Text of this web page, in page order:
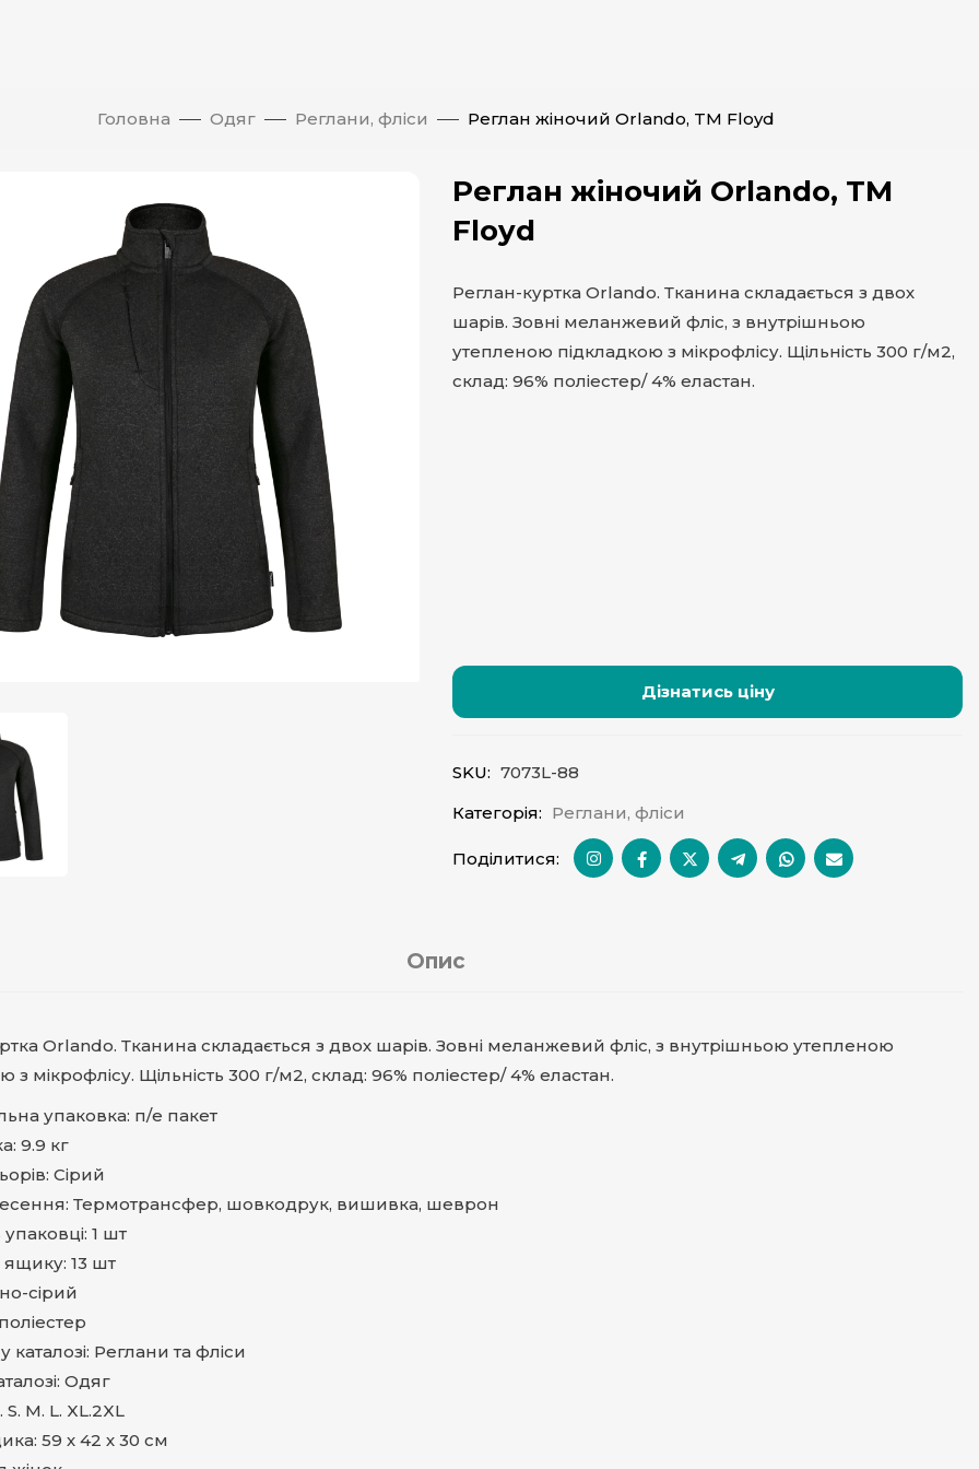
Головна Одяг Реглани, фліси Реглан жіночий Orlando, TM Floyd
щоб збільшити
Реглан жіночий Orlando, TM
Floyd
Реглан-куртка Orlando. Тканина складається з двох
шарів. Зовні меланжевий фліс, з внутрішньою
утепленою підкладкою з мікрофлісу. Щільність 300 г/м2,
склад: 96% поліестер/ 4% еластан.
Дізнатись ціну
SKU: 7073L-88
Категорія: Реглани, фліси
Поділитися:
Опис
Orlando. Тканина складається з двох шарів. Зовні меланжевий фліс, з внутрішньою утепленою
з мікрофлісу. Щільність 300 г/м2, склад: 96% поліестер/ 4% еластан.
упаковка: п/е пакет
9.9 кг
Сірий
Термотрансфер, шовкодрук, вишивка, шеврон
упаковці: 1 шт
ящику: 13 шт
сірий
каталозі: Реглани та фліси
Одяг
S. M. L. XL.2XL
59 х 42 х 30 см